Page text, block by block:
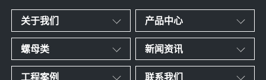
关于我们 产品中心
螺母类 新闻资讯
工程案例 联系我们